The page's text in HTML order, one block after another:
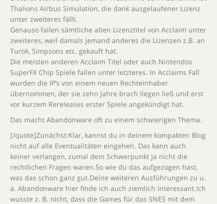
Thalions Airbus Simulation, die dank ausgelaufener Lizenz
unter zweiteres fällt.
Genauso fallen sämtliche alten Lizenztitel von Acclaim unter
zweiteres, weil damals jemand anderes die Lizenzen z.B. an
Turok, Simpsons etc. gekauft hat.
Die meisten anderen Acclaim Titel oder auch Nintendos
SuperFX Chip Spiele fallen unter letzteres. In Acclaims Fall
wurden die IP’s von einem neuen Rechteinhaber
übernommen, der sie zehn Jahre brach liegen ließ und erst
vor kurzem Rereleases erster Spiele angekündigt hat.
Das macht Abandonware oft zu einem schwierigen Thema.
[/quote]Zunächst:Klar, kannst du in deinem kompakten Blog
nicht auf alle Eventualitäten eingehen. Das kann auch
keiner verlangen, zumal dein Schwerpunkt ja nicht die
rechtlichen Fragen waren.So wie du das aufgezogen hast,
was das schon ganz gut.Deine weiteren Ausführungen zu u.
a. Abandonware hier finde ich auch ziemlich interessant.Ich
wusste z. B. nicht, dass die Games für das SNES mit dem